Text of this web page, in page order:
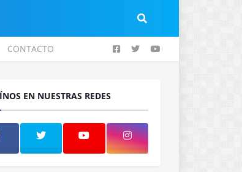
CONTACTO
EN NUESTRAS REDES